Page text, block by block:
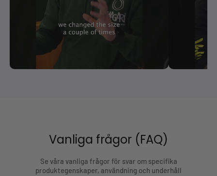
Vanliga frågor (FAQ)
Se våra vanliga frågor för svar om specifika
produktegenskaper, användning och underhåll